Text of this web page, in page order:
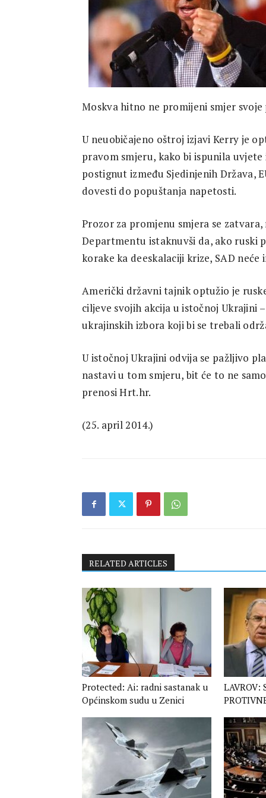
Moskva hitno ne promijeni smjer
U neuobičajeno oštroj izjavi Kerry je
pravom smjeru, kako bi ispunila
postignut između Sjedinjenih Država,
dovesti do popuštanja napetosti.
Prozor za promjenu smjera se
Departmentu istaknuvši da, ako ruski
korake ka deeskalaciji krize, SAD
Američki državni tajnik optužio je
ciljeve svojih akcija u istočnoj Ukrajini
ukrajinskih izbora koji bi se trebali
U istočnoj Ukrajini odvija se pažljivo
nastavi u tom smjeru, bit će to ne
prenosi Hrt.hr.
(25. april 2014.)
RELATED ARTICLES
Protected: Ai: radni sastanak u
Općinskom sudu u Zenici
LAVROV: